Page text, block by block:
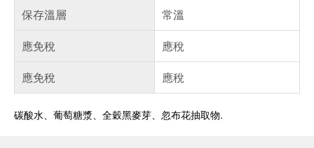
保存溫層
常溫
應免稅
應稅
應免稅
應稅
碳酸水、葡萄糖漿、全穀黑麥芽、忽布花抽取物.